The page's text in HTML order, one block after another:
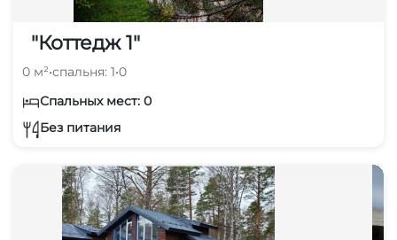
"Коттедж 1"
0 м²•спальня: 1•0
Спальных мест: 0
Без питания